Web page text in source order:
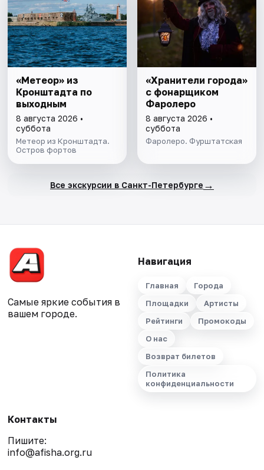
«Метеор» из
Кронштадта по
выходным
8 августа 2026 •
суббота
Метеор из Кронштадта.
Остров фортов
«Хранители города»
с фонарщиком
Фаролеро
8 августа 2026 •
суббота
Фаролеро. Фурштатская
Все экскурсии в Санкт-Петербурге →
Самые яркие события в
вашем городе.
Навигация
Главная
Города
Площадки
Артисты
Рейтинги
Промокоды
О нас
Возврат билетов
Политика
конфиденциальности
Контакты
Пишите:
info@afisha.org.ru